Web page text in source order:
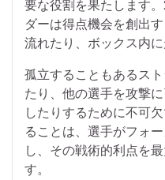
要な役割を果たします
ダーは得点機会を創出
流れたり、ボックス内に
孤立することもあるス
たり、他の選手を攻撃
したりするために不可
ることは、選手がフォ
し、その戦術的利点を
す。